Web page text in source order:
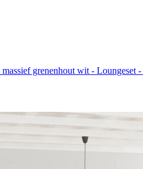
grenenhout wit -